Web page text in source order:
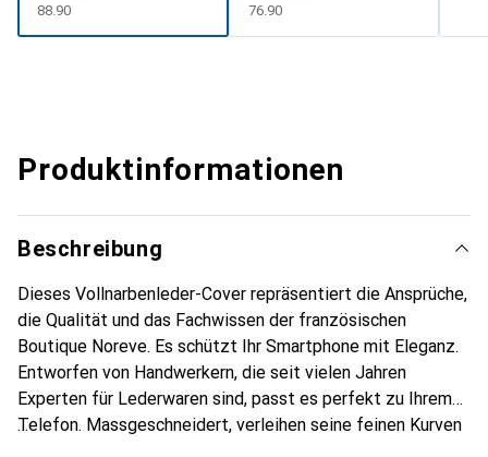
CHF
88.90 CHF
76.90
Produktinformationen
Beschreibung
Dieses Vollnarbenleder-Cover repräsentiert die Ansprüche,
die Qualität und das Fachwissen der französischen
Boutique Noreve. Es schützt Ihr Smartphone mit Eleganz.
Entworfen von Handwerkern, die seit vielen Jahren
Experten für Lederwaren sind, passt es perfekt zu Ihrem
Telefon. Massgeschneidert, verleihen seine feinen Kurven